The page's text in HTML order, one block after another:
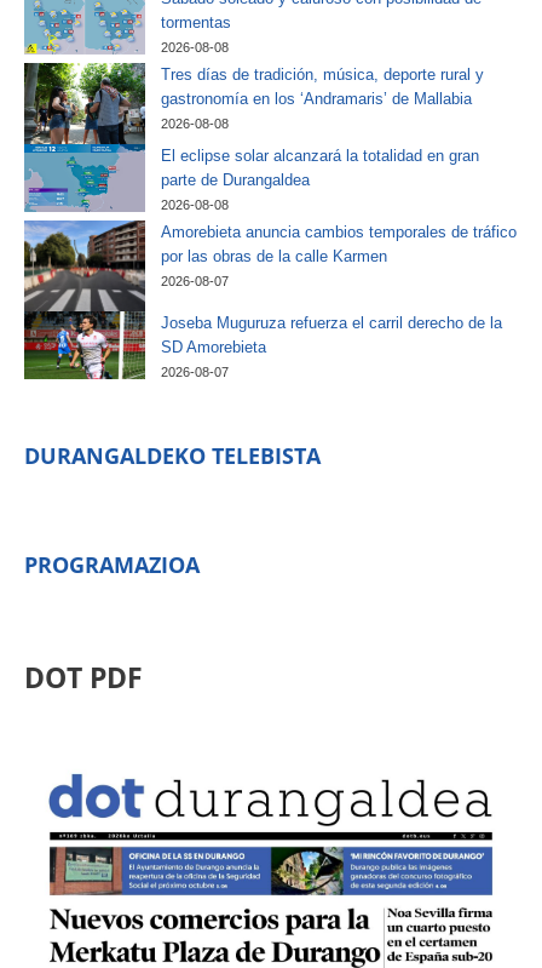
tormentas
2026-08-08
Tres días de tradición, música, deporte rural y
gastronomía en los ‘Andramaris’ de Mallabia
2026-08-08
El eclipse solar alcanzará la totalidad en gran
parte de Durangaldea
2026-08-08
Amorebieta anuncia cambios temporales de tráfico
por las obras de la calle Karmen
2026-08-07
Joseba Muguruza refuerza el carril derecho de la
SD Amorebieta
2026-08-07
DURANGALDEKO TELEBISTA
PROGRAMAZIOA
DOT PDF